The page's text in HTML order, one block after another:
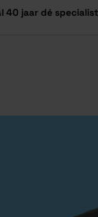
40 jaar dé specialist